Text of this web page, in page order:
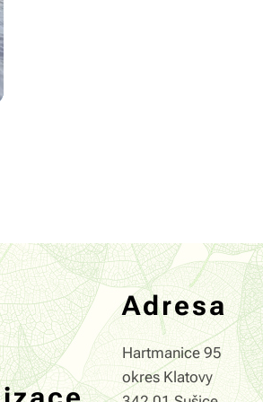
Adresa
Hartmanice 95
okres Klatovy